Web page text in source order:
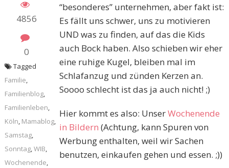
4856
0
“besonderes” unternehmen, aber fakt ist:
Es fällt uns schwer, uns zu motivieren
UND was zu finden, auf das die Kids
auch Bock haben. Also schieben wir eher
eine ruhige Kugel, bleiben mal im
Schlafanzug und zünden Kerzen an.
Soooo schlecht ist das ja auch nicht! ;)
Hier kommt es also: UnserWochenende
in Bildern (Achtung, kann Spuren von
Werbung enthalten, weil wir Sachen
benutzen, einkaufen gehen und essen. ;))
Tagged
Familie,
Familienblog,
Familienleben,
Köln, Mamablog,
Samstag,
Sonntag,WIB,
Wochenende,